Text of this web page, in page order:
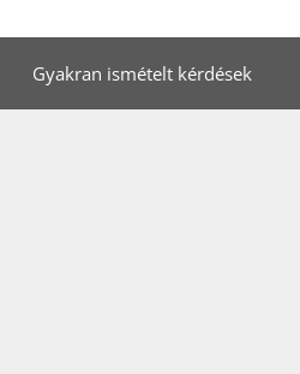
Gyakran ismételt kérdések